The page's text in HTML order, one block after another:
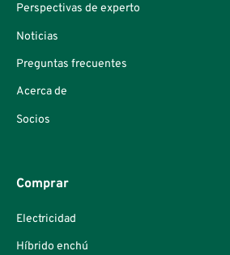
Perspectivas de experto
Noticias
Preguntas frecuentes
Acerca de
Socios
Comprar
Electricidad
Híbrido enchú